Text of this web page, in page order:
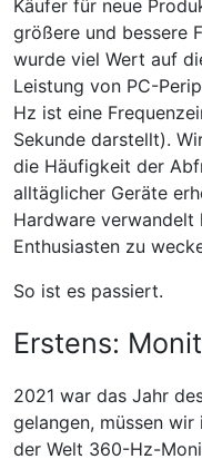
Käufer für neue
größere und bessere
wurde viel Wert auf
Leistung von PC-
Hz ist eine
Sekunde darstellt).
die Häufigkeit der
alltäglicher Geräte
Hardware verwandelt
Enthusiasten zu
So ist es passiert.
Erstens:
2021 war das Jahr
gelangen, müssen
der Welt 360-Hz-